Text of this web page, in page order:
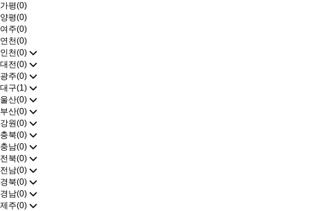
가평(0)
양평(0)
여주(0)
연천(0)
인천(0)
대전(0)
광주(0)
대구(1)
울산(0)
부산(0)
강원(0)
충북(0)
충남(0)
전북(0)
전남(0)
경북(0)
경남(0)
제주(0)